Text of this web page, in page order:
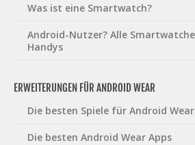
Was ist eine Smartwatch?
Android-Nutzer? Alle
Handys
ERWEITERUNGEN FÜR ANDROID WEAR
Die besten Spiele für Android Wear
Die besten Android Wear Apps